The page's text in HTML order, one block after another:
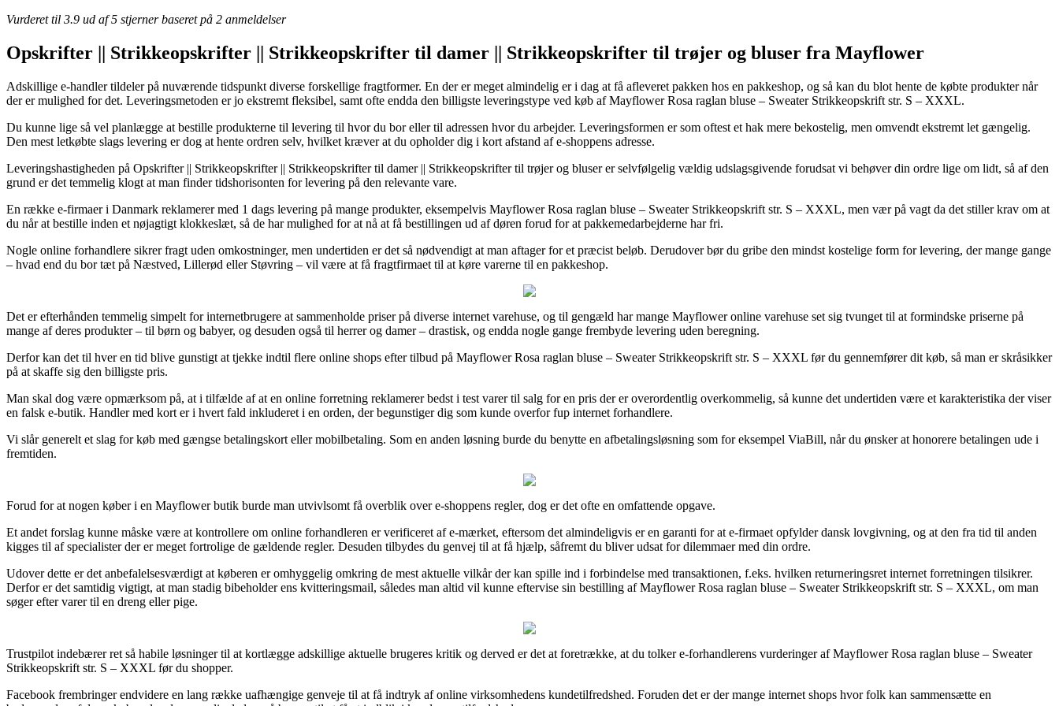
Vurderet til 3.9 ud af 5 stjerner baseret på 2 anmeldelser
Opskrifter || Strikkeopskrifter || Strikkeopskrifter til damer || Strikkeopskrifter til trøjer og bluser fra Mayflower
Adskillige e-handler tildeler på nuværende tidspunkt diverse forskellige fragtformer. En der er meget almindelig er i dag at få afleveret pakken hos en pakkeshop, og så kan du blot hente de købte produkter når
der er mulighed for det. Leveringsmetoden er jo ekstremt fleksibel, samt ofte endda den billigste leveringstype ved køb af Mayflower Rosa raglan bluse – Sweater Strikkeopskrift str. S – XXXL.
Du kunne lige så vel planlægge at bestille produkterne til levering til hvor du bor eller til adressen hvor du arbejder. Leveringsformen er som oftest et hak mere bekostelig, men omvendt ekstremt let gængelig.
Den mest letkøbte slags levering er dog at hente ordren selv, hvilket kræver at du opholder dig i kort afstand af e-shoppens adresse.
Leveringshastigheden på Opskrifter || Strikkeopskrifter || Strikkeopskrifter til damer || Strikkeopskrifter til trøjer og bluser er selvfølgelig vældig udslagsgivende forudsat vi behøver din ordre lige om lidt, så af den
grund er det temmelig klogt at man finder tidshorisonten for levering på den relevante vare.
En række e-firmaer i Danmark reklamerer med 1 dags levering på mange produkter, eksempelvis Mayflower Rosa raglan bluse – Sweater Strikkeopskrift str. S – XXXL, men vær på vagt da det stiller krav om at
du når at bestille inden et nøjagtigt klokkeslæt, så de har mulighed for at nå at få bestillingen ud af døren forud for at pakkemedarbejderne har fri.
Nogle online forhandlere sikrer fragt uden omkostninger, men undertiden er det så nødvendigt at man aftager for et præcist beløb. Derudover bør du gribe den mindst kostelige form for levering, der mange gange
– hvad end du bor tæt på Næstved, Lillerød eller Støvring – vil være at få fragtfirmaet til at køre varerne til en pakkeshop.
Det er efterhånden temmelig simpelt for internetbrugere at sammenholde priser på diverse internet varehuse, og til gengæld har mange Mayflower online varehuse set sig tvunget til at formindske priserne på
mange af deres produkter – til børn og babyer, og desuden også til herrer og damer – drastisk, og endda nogle gange frembyde levering uden beregning.
Derfor kan det til hver en tid blive gunstigt at tjekke indtil flere online shops efter tilbud på Mayflower Rosa raglan bluse – Sweater Strikkeopskrift str. S – XXXL før du gennemfører dit køb, så man er skråsikker
på at skaffe sig den billigste pris.
Man skal dog være opmærksom på, at i tilfælde af at en online forretning reklamerer bedst i test varer til salg for en pris der er overordentlig overkommelig, så kunne det undertiden være et karakteristika der viser
en falsk e-butik. Handler med kort er i hvert fald inkluderet i en orden, der begunstiger dig som kunde overfor fup internet forhandlere.
Vi slår generelt et slag for køb med gængse betalingskort eller mobilbetaling. Som en anden løsning burde du benytte en afbetalingsløsning som for eksempel ViaBill, når du ønsker at honorere betalingen ude i
fremtiden.
Forud for at nogen køber i en Mayflower butik burde man utvivlsomt få overblik over e-shoppens regler, dog er det ofte en omfattende opgave.
Et andet forslag kunne måske være at kontrollere om online forhandleren er verificeret af e-mærket, eftersom det almindeligvis er en garanti for at e-firmaet opfylder dansk lovgivning, og at den fra tid til anden
kigges til af specialister der er meget fortrolige de gældende regler. Desuden tilbydes du genvej til at få hjælp, såfremt du bliver udsat for dilemmaer med din ordre.
Udover dette er det anbefalelsesværdigt at køberen er omhyggelig omkring de mest aktuelle vilkår der kan spille ind i forbindelse med transaktionen, f.eks. hvilken returneringsret internet forretningen tilsikrer.
Derfor er det samtidig vigtigt, at man stadig bibeholder ens kvitteringsmail, således man altid vil kunne eftervise sin bestilling af Mayflower Rosa raglan bluse – Sweater Strikkeopskrift str. S – XXXL, om man
søger efter varer til en dreng eller pige.
Trustpilot indebærer ret så habile løsninger til at kortlægge adskillige aktuelle brugeres kritik og derved er det at foretrække, at du tolker e-forhandlerens vurderinger af Mayflower Rosa raglan bluse – Sweater
Strikkeopskrift str. S – XXXL før du shopper.
Facebook frembringer endvidere en lang række uafhængige genveje til at få indtryk af online virksomhedens kundetilfredshed. Foruden det er der mange internet shops hvor folk kan sammensætte en